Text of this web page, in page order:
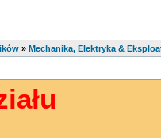
» Mechanika, Elektryka &